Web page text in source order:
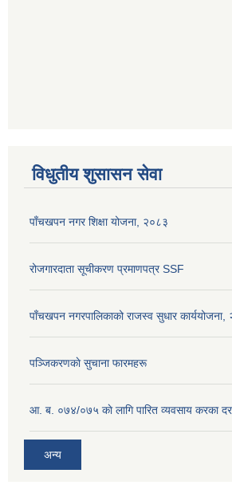
विधुतीय शुसासन सेवा
पाँचखपन नगर शिक्षा योजना, २०८३
रोजगारदाता सूचीकरण प्रमाणपत्र SSF
पाँचखपन नगरपालिकाको राजस्व सुधार कार्ययोजना,
पञ्जिकरणकाे सुचाना फारमहरू
आ. ब. ०७४/०७५ काे लागि पारित व्यवसाय करका
अन्य